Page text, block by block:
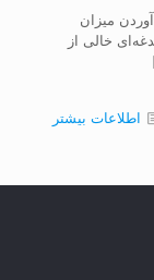
میزان
خالی از
اطلاعات بیشتر